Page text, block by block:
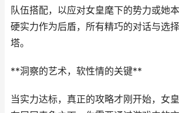
队伍搭配，以应对女皇麾下的势力或她
硬实力作为后盾，所有精巧的对话与选
塔。
**洞察的艺术，软性情的关键**
当实力达标，真正的攻略才刚开始，女